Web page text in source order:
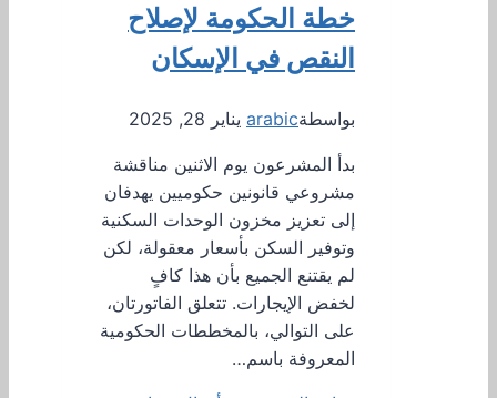
خطة الحكومة لإصلاح
النقص في الإسكان
بواسطةarabic يناير 28, 2025
بدأ المشرعون يوم الاثنين مناقشة
مشروعي قانونين حكوميين يهدفان
إلى تعزيز مخزون الوحدات السكنية
وتوفير السكن بأسعار معقولة، لكن
لم يقتنع الجميع بأن هذا كافٍ
لخفض الإيجارات. تتعلق الفاتورتان،
على التوالي، بالمخططات الحكومية
المعروفة باسم…